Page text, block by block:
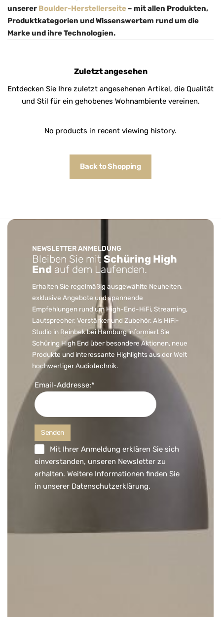
unserer Boulder-Herstellerseite– mit allen Produkten,
Produktkategorien und Wissenswertem rund um die
Marke und ihre Technologien.
Zuletzt angesehen
Entdecken Sie Ihre zuletzt angesehenen Artikel, die Qualität
und Stil für ein gehobenes Wohnambiente vereinen.
No products in recent viewing history.
Back to Shopping
NEWSLETTER ANMELDUNG
Bleiben Sie mit Schüring High
End auf dem Laufenden.
Erhalten Sie regelmäßig ausgewählte Neuheiten,
exklusive Angebote und spannende
Empfehlungen rund um High-End-HiFi, Streaming,
Lautsprecher, Verstärker und Zubehör. Als HiFi-
Studio in Reinbek bei Hamburg informiert Sie
Schüring High End über besondere Aktionen, neue
Produkte und interessante Highlights aus der Welt
hochwertiger Audiotechnik.
Email-Addresse:*
Mit Ihrer Anmeldung erklären Sie sich
einverstanden, unseren Newsletter zu
erhalten. Weitere Informationen finden Sie
in unserer Datenschutzerklärung.